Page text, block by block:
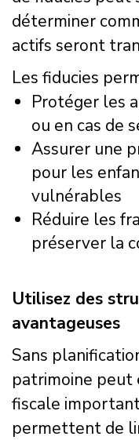
déterminer
actifs seront
Les fiducies
Protéger les
ou en cas de
Assurer une
pour les
vulnérables
Réduire les
préserver la
Utilisez des
avantageuses
Sans
patrimoine peut
fiscale
permettent de